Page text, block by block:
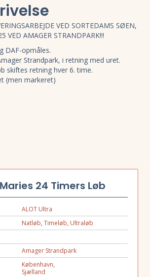
VED SORTEDAMS SØEN,
VED AMAGER STRANDPARK!!!
DAF-opmåles.
Strandpark, i retning med uret.
skiftes retning hver 6. time.
(men markeret)
24 Timers Løb
ALOT Ultra
Natløb,Timeløb, Ultraløb
Amager Strandpark
København,
Sjælland